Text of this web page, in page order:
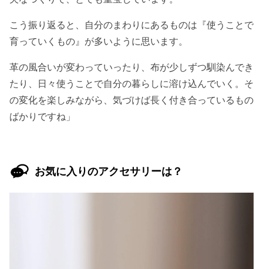
こう振り返ると、自分のまわりにあるものは『使うことで
育っていくもの』が多いように思います。
革の風合いが変わっていったり、布が少しずつ馴染んでき
たり、日々使うことで自分の暮らしに溶け込んでいく。そ
の変化を楽しみながら、気づけば長く付き合っているもの
ばかりですね」
お気に入りのアクセサリーは？